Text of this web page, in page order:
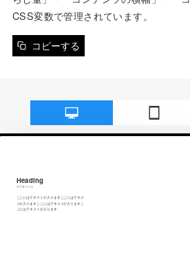
CSS変数で管理されています。
コピーする